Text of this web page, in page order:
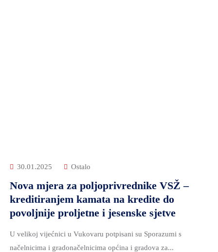
30.01.2025 Ostalo
Nova mjera za poljoprivrednike VSŽ –
kreditiranjem kamata na kredite do
povoljnije proljetne i jesenske sjetve
U velikoj vijećnici u Vukovaru potpisani su Sporazumi s
načelnicima i gradonačelnicima općina i gradova za...